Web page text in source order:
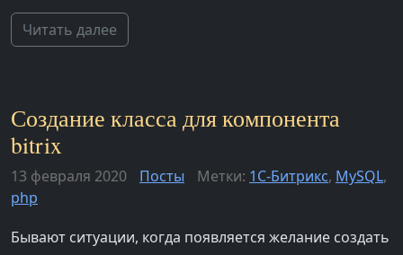
Читать далее
Создание класса для компонента
bitrix
13 февраля 2020 Посты Метки: 1С-Битрикс, MySQL,
php
Бывают ситуации, когда появляется желание создать